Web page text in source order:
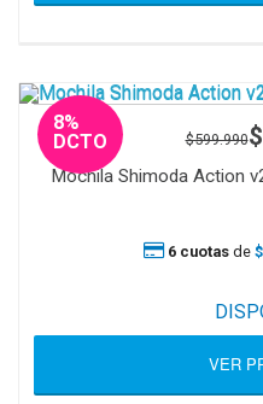
8%
DCTO
$599.990
Mochila Shimoda Action
6 cuotas de
VER